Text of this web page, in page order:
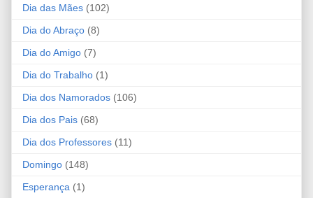
Dia das Mães (102)
Dia do Abraço (8)
Dia do Amigo (7)
Dia do Trabalho (1)
Dia dos Namorados (106)
Dia dos Pais (68)
Dia dos Professores (11)
Domingo (148)
Esperança (1)